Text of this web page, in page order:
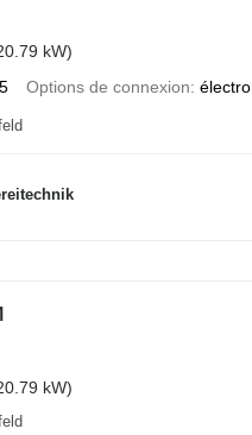
kW)
Options de connexion électro
kW)